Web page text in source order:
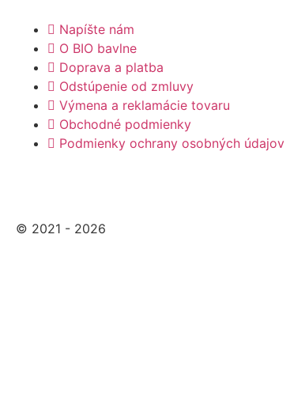
Napíšte nám
O BIO bavlne
Doprava a platba
Odstúpenie od zmluvy
Výmena a reklamácie tovaru
Obchodné podmienky
Podmienky ochrany osobných údajov
© 2021 - 2026